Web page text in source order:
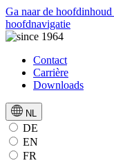
Ga naar de hoofdinhoud
hoofdnavigatie
Contact
Carrière
Downloads
NL
DE
EN
FR